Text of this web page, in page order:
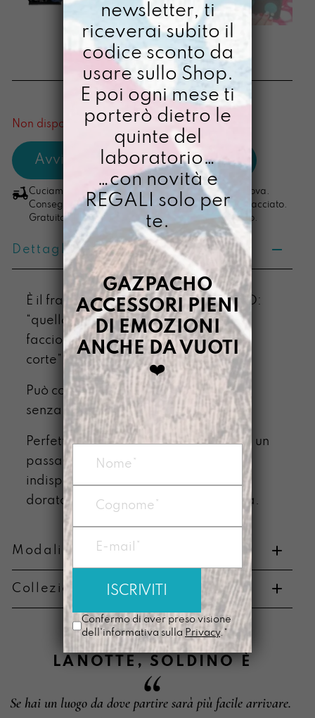
SOLDINO LANOTTE
€ 38,00
[ Portafoglio: 10 x 14 x 2,5 cm ]
Non disponibile al momento
Cuciamo ogni ordine nel nostro laboratorio di Padova.
Consegna in 4/5 giorni lavorativi, pacco sempre tracciato.
Gratuita per ordini di importo superiore ai 100 euro.
Dettagli prodotto
È il fratello piccolo di TANTOSOLDINO:
“quello che fa mio fratello grande lo
faccio anche io ma con le gambe più
corte”.
Può contenere tutto l’indispensabile
senza farne coriandoli
Perfetto per la versione leggera di te: un
passaporto, una collezione
indispensabile di tessere e il biglietto
dorato per la fabbrica di Willy Wonka.
Modalità di pagamento e resi
Informazioni su cambi e resi
Collezione di appartenenza
LANOTTE,SOLDINOÈ
Se hai un luogo da dove partire sarà più facile arrivare.
newsletter, ti
riceverai subito il
codice sconto da
usare sullo Shop.
E poi ogni mese ti
porterò dietro le
quinte del
laboratorio…
…con novità e
REGALI solo per
te.
GAZPACHO
ACCESSORI PIENI
DI EMOZIONI
ANCHE DA VUOTI
❤️
Confermo di aver preso visione
dell'informativa sulla Privacy.*